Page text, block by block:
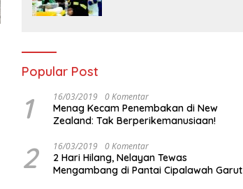
Popular Post
1 16/03/2019 0 Komentar
Menag Kecam Penembakan di New
Zealand: Tak Berperikemanusiaan!
2 16/03/2019 0 Komentar
2 Hari Hilang, Nelayan Tewas
Mengambang di Pantai Cipalawah Garut